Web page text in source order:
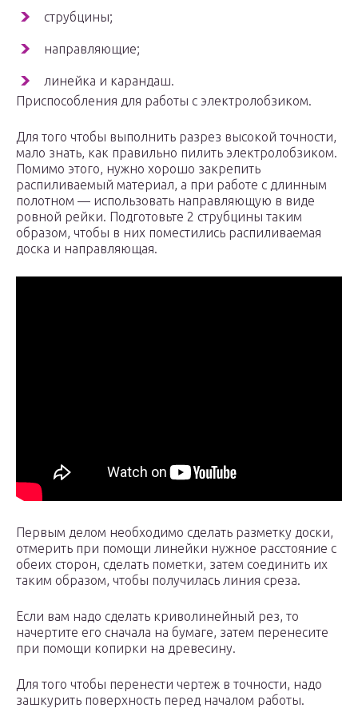
струбцины;
направляющие;
линейка и карандаш.
Приспособления для работы с электролобзиком.
Для того чтобы выполнить разрез высокой точности,
мало знать, как правильно пилить электролобзиком.
Помимо этого, нужно хорошо закрепить
распиливаемый материал, а при работе с длинным
полотном — использовать направляющую в виде
ровной рейки. Подготовьте 2 струбцины таким
образом, чтобы в них поместились распиливаемая
доска и направляющая.
Первым делом необходимо сделать разметку доски,
отмерить при помощи линейки нужное расстояние с
обеих сторон, сделать пометки, затем соединить их
таким образом, чтобы получилась линия среза.
Если вам надо сделать криволинейный рез, то
начертите его сначала на бумаге, затем перенесите
при помощи копирки на древесину.
Для того чтобы перенести чертеж в точности, надо
зашкурить поверхность перед началом работы.